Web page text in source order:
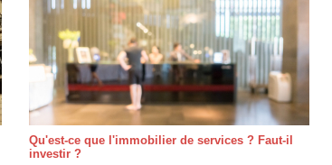
Qu'est-ce que l'immobilier de services ? Faut-il
investir ?